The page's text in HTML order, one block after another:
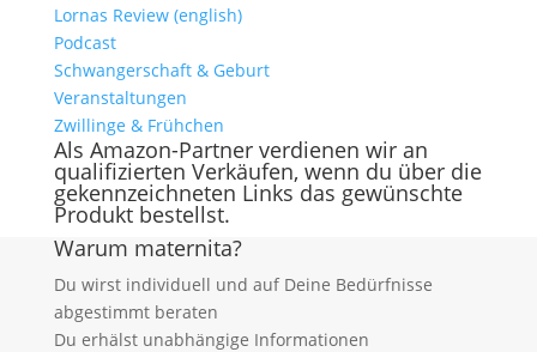
Lornas Review (english)
Podcast
Schwangerschaft & Geburt
Veranstaltungen
Zwillinge & Frühchen
Als Amazon-Partner verdienen wir an
qualifizierten Verkäufen, wenn du über die
gekennzeichneten Links das gewünschte
Produkt bestellst.
Warum maternita?
Du wirst individuell und auf Deine Bedürfnisse
abgestimmt beraten
Du erhälst unabhängige Informationen